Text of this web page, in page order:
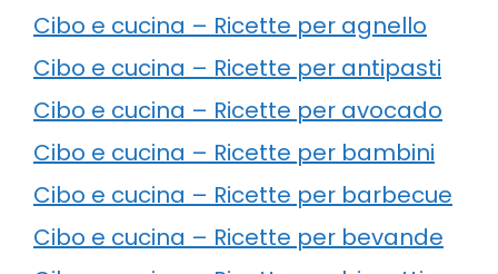
Cibo e cucina – Ricette per agnello
Cibo e cucina – Ricette per antipasti
Cibo e cucina – Ricette per avocado
Cibo e cucina – Ricette per bambini
Cibo e cucina – Ricette per barbecue
Cibo e cucina – Ricette per bevande